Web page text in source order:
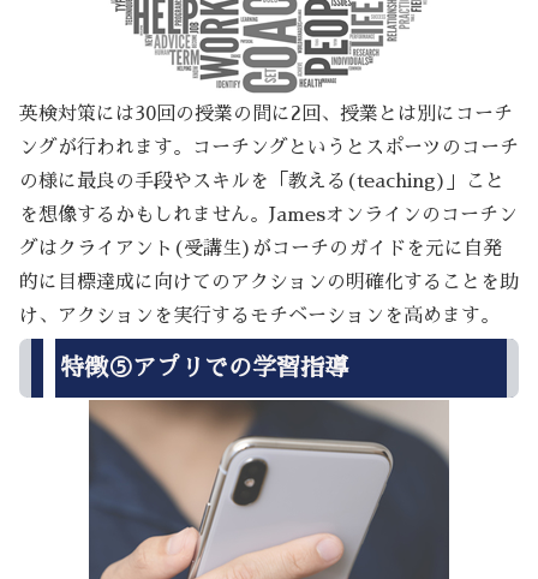
英検対策には30回の授業の間に2回、授業とは別にコーチ
ングが行われます。コーチングというとスポーツのコーチ
の様に最良の手段やスキルを「教える(teaching)」こと
を想像するかもしれません。Jamesオンラインのコーチン
グはクライアント(受講生)がコーチのガイドを元に自発
的に目標達成に向けてのアクションの明確化することを助
け、アクションを実行するモチベーションを高めます。
特徴⑤アプリでの学習指導